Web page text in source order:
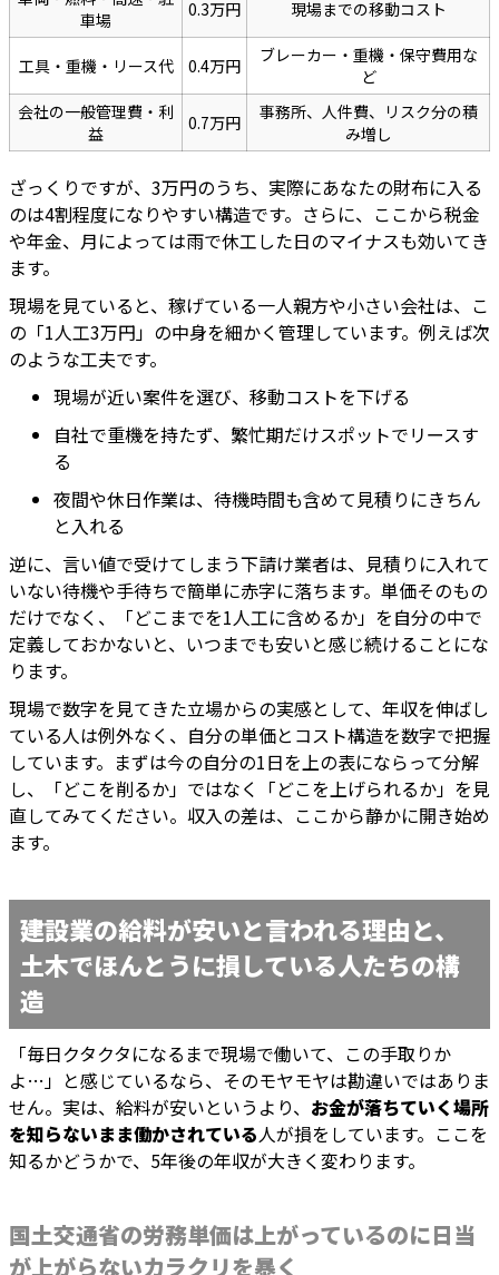
車場
0.3万円 現場までの移動コスト
工具・重機・リース代 0.4万円
ブレーカー・重機・保守費用な
ど
会社の一般管理費・利
益
0.7万円
事務所、人件費、リスク分の積
み増し
ざっくりですが、3万円のうち、実際にあなたの財布に入る
のは4割程度になりやすい構造です。さらに、ここから税金
や年金、月によっては雨で休工した日のマイナスも効いてき
ます。
現場を見ていると、稼げている一人親方や小さい会社は、こ
の「1人工3万円」の中身を細かく管理しています。例えば次
のような工夫です。
現場が近い案件を選び、移動コストを下げる
自社で重機を持たず、繁忙期だけスポットでリースす
る
夜間や休日作業は、待機時間も含めて見積りにきちん
と入れる
逆に、言い値で受けてしまう下請け業者は、見積りに入れて
いない待機や手待ちで簡単に赤字に落ちます。単価そのもの
だけでなく、「どこまでを1人工に含めるか」を自分の中で
定義しておかないと、いつまでも安いと感じ続けることにな
ります。
現場で数字を見てきた立場からの実感として、年収を伸ばし
ている人は例外なく、自分の単価とコスト構造を数字で把握
しています。まずは今の自分の1日を上の表にならって分解
し、「どこを削るか」ではなく「どこを上げられるか」を見
直してみてください。収入の差は、ここから静かに開き始め
ます。
建設業の給料が安いと言われる理由と、
土木でほんとうに損している人たちの構
造
「毎日クタクタになるまで現場で働いて、この手取りか
よ…」と感じているなら、そのモヤモヤは勘違いではありま
せん。実は、給料が安いというより、 お金が落ちていく場所
を知らないまま働かされている人が損をしています。ここを
知るかどうかで、5年後の年収が大きく変わります。
国土交通省の労務単価は上がっているのに日当
が上がらないカラクリを暴く